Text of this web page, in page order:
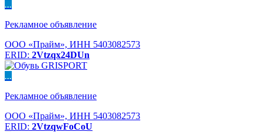
...
Рекламное объявление
ООО «Прайм», ИНН 5403082573
ERID: 2Vtzqx24DUn
...
Рекламное объявление
ООО «Прайм», ИНН 5403082573
ERID: 2VtzqwFoCoU